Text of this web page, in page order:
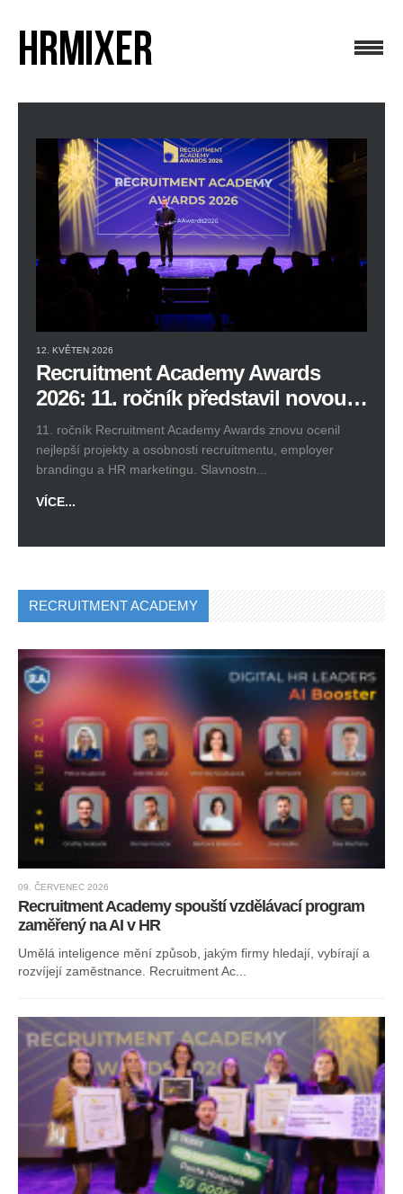
12. KVĚTEN 2026
Recruitment Academy Awards
2026: 11. ročník představil novou…
11. ročník Recruitment Academy Awards znovu ocenil
nejlepší projekty a osobnosti recruitmentu, employer
brandingu a HR marketingu. Slavnostn...
VÍCE...
RECRUITMENT ACADEMY
09. ČERVENEC 2026
Recruitment Academy spouští vzdělávací program
zaměřený na AI v HR
Umělá inteligence mění způsob, jakým firmy hledají, vybírají a
rozvíjejí zaměstnance. Recruitment Ac...